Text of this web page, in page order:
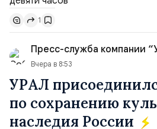
под флагом Камеруна,
порта Самсун в Новороссийск
Ранены...
1
Пресс-служба компании
Вчера в 8:53
УРАЛ
по сохранению
наследия России